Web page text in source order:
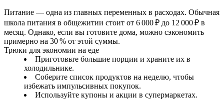
Питание — одна из главных переменных в расходах. Обычная
школа питания в общежитии стоит от 6 000 ₽ до 12 000 ₽ в
месяц. Однако, если вы готовите дома, можно сэкономить
примерно на 30 % от этой суммы.
Трюки для экономии на еде
Приготовьте большие порции и храните их в
холодильнике.
Соберите список продуктов на неделю, чтобы
избежать импульсивных покупок.
Используйте купоны и акции в супермаркетах.